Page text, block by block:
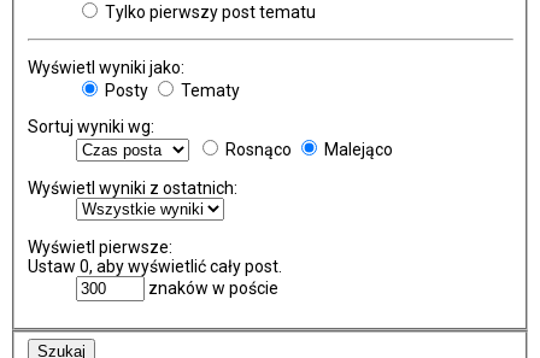
Tylko pierwszy post tematu
Wyświetl wyniki jako:
Posty
Tematy
Sortuj wyniki wg:
Rosnąco
Malejąco
Wyświetl wyniki z ostatnich:
Wyświetl pierwsze:
Ustaw 0, aby wyświetlić cały post.
znaków w poście